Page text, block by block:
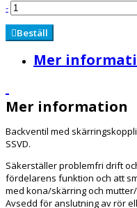
-
Beställ
Mer
Mer information
Backventil med
SSVD.
Säkerställer problemfri drift
fördelarens funktion och att
med kona/skärring och
Avsedd för anslutning av rör